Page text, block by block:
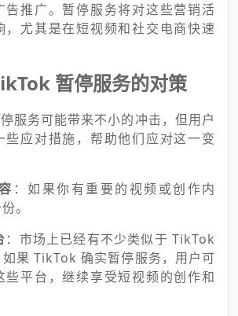
告推广。暂停服务将对这些营销活
，尤其是在短视频和社交电商快速
暂停服务的对策
服务可能带来不小的冲击，但用户
些应对措施，帮助他们应对这一变
：如果你有重要的视频或创作内
。
：市场上已经有不少类似于 TikTok
果 TikTok 确实暂停服务，用户可
些平台，继续享受短视频的创作和